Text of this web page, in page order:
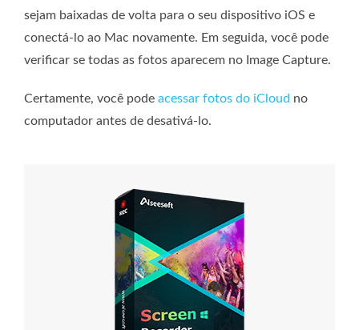
sejam baixadas de volta para o seu dispositivo iOS e
conectá-lo ao Mac novamente. Em seguida, você pode
verificar se todas as fotos aparecem no Image Capture.
Certamente, você pode acessar fotos do iCloud no
computador antes de desativá-lo.